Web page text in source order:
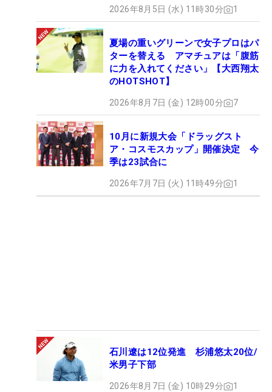
2026年8月5日 (水) 11時30分 1
夏場の重いグリーンで女子プロはパ
ターを替える アマチュアは「腹筋
に力を入れてください」【大西翔太
のHOTSHOT】
2026年8月7日 (金) 12時00分 7
10月に新規大会「ドラッグスト
ア・コスモスカップ」開催決定 今
季は23試合に
2026年7月7日 (火) 11時49分 1
石川遼は12位発進 杉浦悠太20位/
米男子下部
2026年8月7日 (金) 10時29分 1